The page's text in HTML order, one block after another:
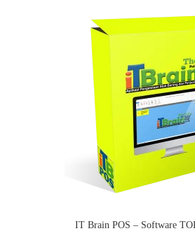
IT Brain POS – Software